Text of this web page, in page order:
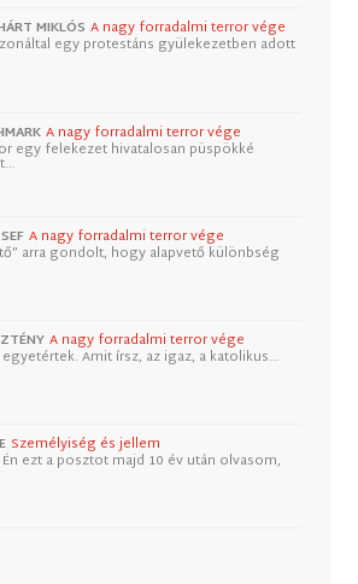
MIKLÓS A nagy forradalmi terror vége
egy protestáns gyülekezetben adott
A nagy forradalmi terror vége
egy felekezet hivatalosan püspökké
A nagy forradalmi terror vége
arra gondolt, hogy alapvető különbség
A nagy forradalmi terror vége
egyetértek. Amit írsz, az igaz, a katolikus…
Személyiség és jellem
ezt a posztot majd 10 év után olvasom,